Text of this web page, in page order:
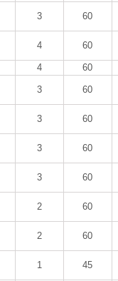
3 60
4 60
4
60
3 60
3 60
3 60
3 60
2 60
2 60
1 45